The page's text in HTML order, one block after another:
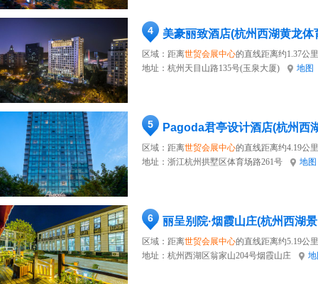
4 美豪丽致酒店(杭州西湖黄龙体
区域：距离世贸会展中心的直线距离约1.37公里
地址： 杭州天目山路135号(玉泉大厦) 地图
5 Pagoda君亭设计酒店(杭州西
区域：距离世贸会展中心的直线距离约4.19公里
地址： 浙江杭州拱墅区体育场路261号 地图
6 丽呈别院·烟霞山庄(杭州西湖
区域：距离世贸会展中心的直线距离约5.19公里
地址： 杭州西湖区翁家山204号烟霞山庄